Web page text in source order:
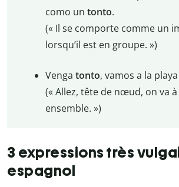
como un tonto.
(« Il se comporte comme un
lorsqu’il est en groupe. »)
Venga tonto, vamos a la
(« Allez, tête de nœud, on va
ensemble. »)
3 expressions très
espagnol